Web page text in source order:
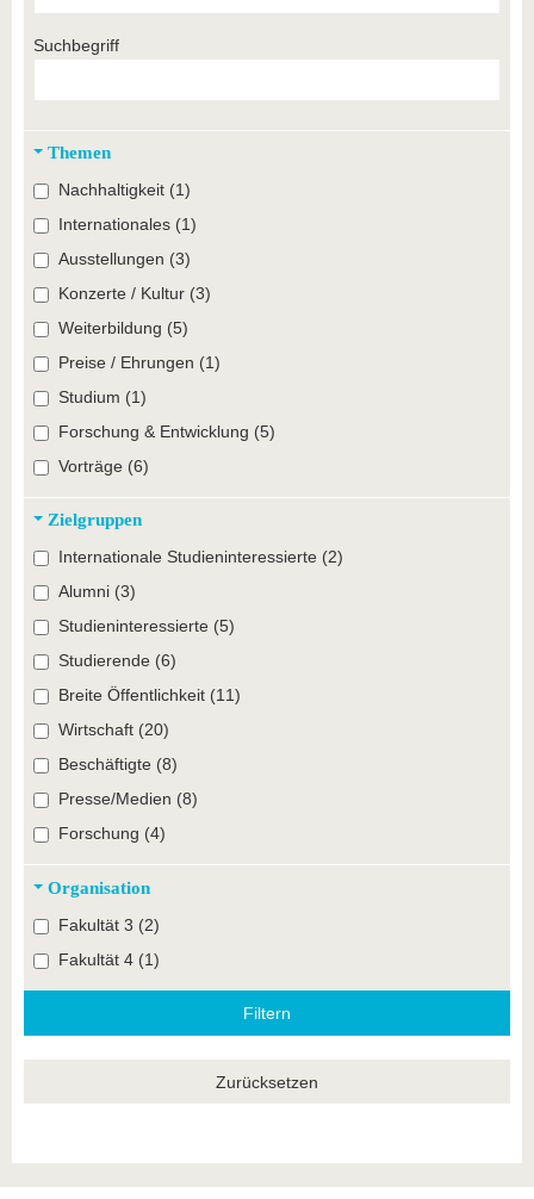
Suchbegriff
Themen
Nachhaltigkeit (1)
Internationales (1)
Ausstellungen (3)
Konzerte / Kultur (3)
Weiterbildung (5)
Preise / Ehrungen (1)
Studium (1)
Forschung & Entwicklung (5)
Vorträge (6)
Zielgruppen
Internationale Studieninteressierte (2)
Alumni (3)
Studieninteressierte (5)
Studierende (6)
Breite Öffentlichkeit (11)
Wirtschaft (20)
Beschäftigte (8)
Presse/Medien (8)
Forschung (4)
Organisation
Fakultät 3 (2)
Fakultät 4 (1)
Zurücksetzen